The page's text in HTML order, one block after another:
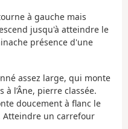
à gauche mais
jusqu'à atteindre le
présence d'une
assez large, qui monte
l’Âne, pierre classée.
doucement à flanc le
Atteindre un carrefour